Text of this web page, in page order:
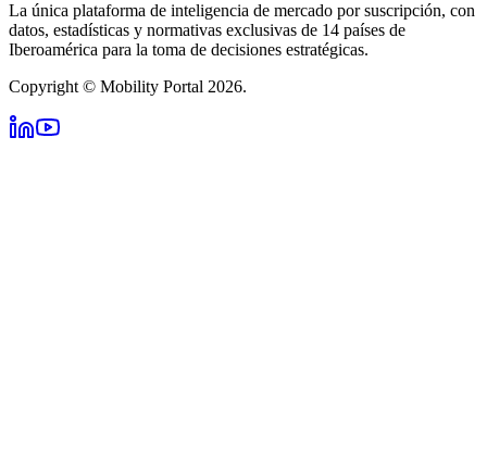
La única plataforma de inteligencia de mercado por suscripción, con
datos, estadísticas y normativas exclusivas de 14 países de
Iberoamérica para la toma de decisiones estratégicas.
Copyright © Mobility Portal 2026.